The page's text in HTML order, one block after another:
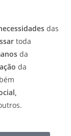
das
toda
da
da